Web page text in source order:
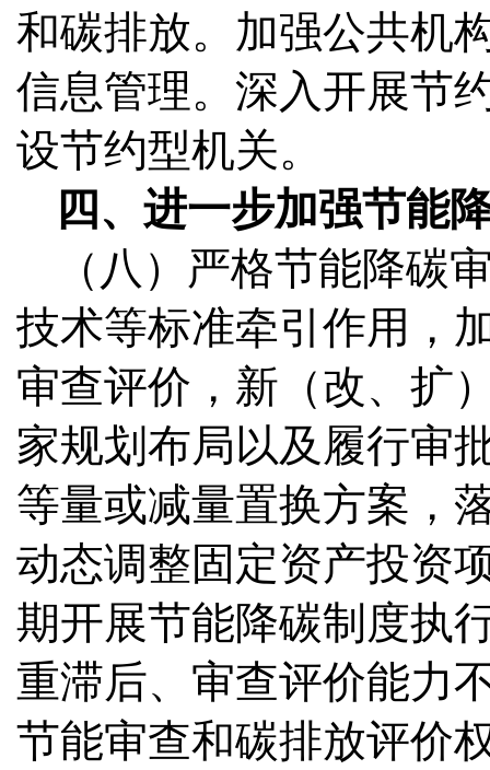
和碳排放。加强公共机
信息管理。深入开展节
设节约型机关。
四、进一步加强节能
（八）严格节能降碳
技术等标准牵引作用，
审查评价，新（改、扩
家规划布局以及履行审
等量或减量置换方案，
动态调整固定资产投资
期开展节能降碳制度执
重滞后、审查评价能力
节能审查和碳排放评价